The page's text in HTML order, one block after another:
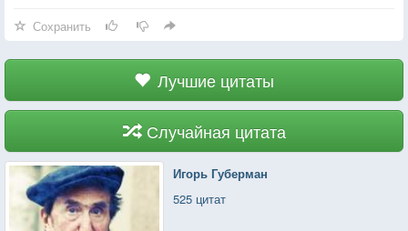
Сохранить
Лучшие цитаты
Случайная цитата
Игорь Губерман
525 цитат